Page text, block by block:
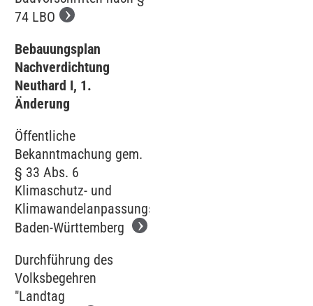
74 LBO
Bebauungsplan
Nachverdichtung
Neuthard I, 1.
Änderung
Öffentliche
Bekanntmachung gem.
§ 33 Abs. 6
Klimaschutz- und
Klimawandelanpassungsgesetz
Baden-Württemberg
Durchführung des
Volksbegehren
"Landtag